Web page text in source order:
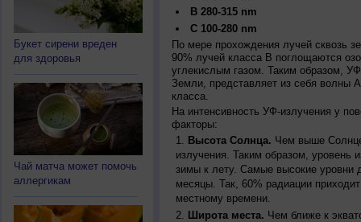
Букет сирени вреден
для здоровья
Чай матча может помочь
аллергикам
B 280-315 nm
C 100-280 nm
По мере прохождения лучей сквозь
90% лучей класса B поглощаются
углекислым газом. Таким образом,
Земли, представляет из себя волны
класса.
На интенсивность УФ-излучения у
факторы:
Высота Солнца. Чем выше
излучения. Таким образом, уровень
зимы к лету. Самые высокие уровни
месяцы. Так, 60% радиации
местному времени.
Широта места. Чем ближе к